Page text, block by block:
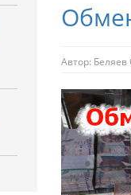
Автор: Беляев